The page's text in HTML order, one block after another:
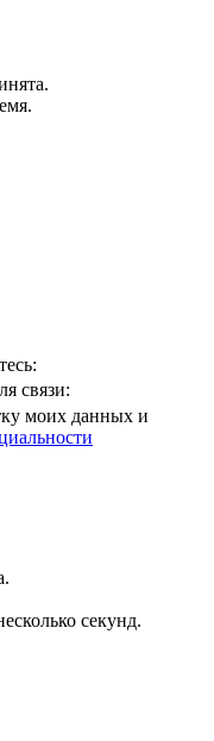
связи:
моих данных и
секунд.